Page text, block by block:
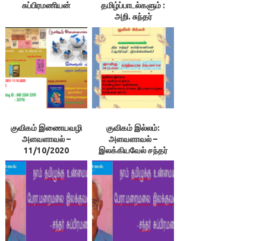
சுப்பிரமணியன்
தமிழ்ப்பாடல்களும் :
அறி. சுந்தர்
சுப்பிரமணியன்
குவிகம் இணையவழி
அளவளாவல் –
11/10/2020
குவிகம் இல்லம்:
அளவளாவல் –
இலக்கியவேல் சந்தர்
சுப்பிரமணியன்